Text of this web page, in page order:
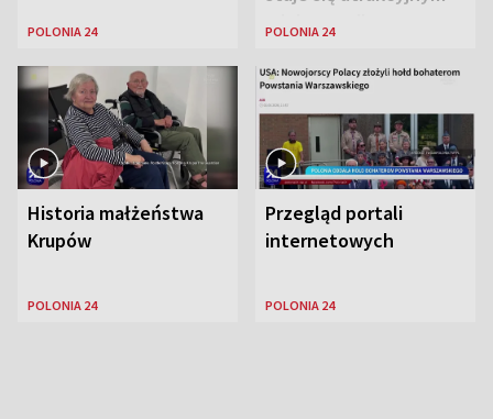
POLONIA 24
miejscem dla
POLONIA 24
Historia małżeństwa
Krupów
POLONIA 24
Przegląd portali
internetowych
POLONIA 24